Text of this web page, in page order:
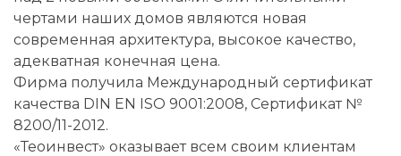
чертами наших домов являются новая
современная архитектура, высокое качество,
адекватная конечная цена.
Фирма получила Международный сертификат
качества DIN EN ISO 9001:2008, Сертификат №
8200/11-2012.
«Теоинвест» оказывает всем своим клиентам